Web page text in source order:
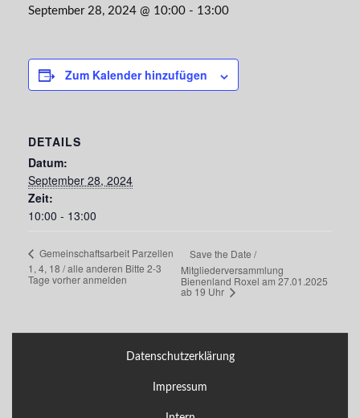
September 28, 2024 @ 10:00 - 13:00
Zum Kalender hinzufügen
DETAILS
Datum:
September 28, 2024
Zeit:
10:00 - 13:00
Gemeinschaftsarbeit Parzellen
1, 4, 18 / alle anderen Bitte 2-3
Tage vorher anmelden
Save the Date /
Mitgliederversammlung
Bienenland Roxel am 27.01.2025
ab 19 Uhr
Datenschutzerklärung
Impressum